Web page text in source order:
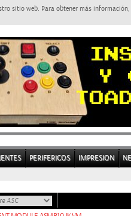
sitio web. Para obtener más
PERIFERICOS IMPRESION